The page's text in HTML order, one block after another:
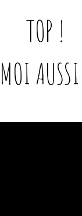
TOP !
MOI